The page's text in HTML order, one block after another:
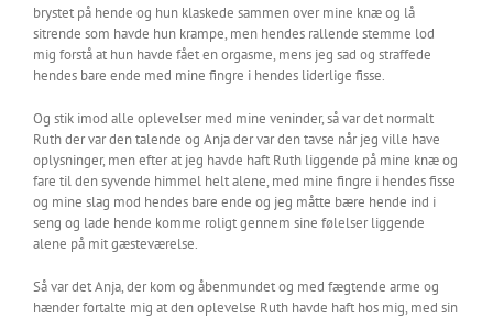
brystet på hende og hun klaskede sammen over mine knæ og lå
sitrende som havde hun krampe, men hendes rallende stemme lod
mig forstå at hun havde fået en orgasme, mens jeg sad og straffede
hendes bare ende med mine fingre i hendes liderlige fisse.
Og stik imod alle oplevelser med mine veninder, så var det normalt
Ruth der var den talende og Anja der var den tavse når jeg ville have
oplysninger, men efter at jeg havde haft Ruth liggende på mine knæ og
fare til den syvende himmel helt alene, med mine fingre i hendes fisse
og mine slag mod hendes bare ende og jeg måtte bære hende ind i
seng og lade hende komme roligt gennem sine følelser liggende
alene på mit gæsteværelse.
Så var det Anja, der kom og åbenmundet og med fægtende arme og
hænder fortalte mig at den oplevelse Ruth havde haft hos mig, med sin